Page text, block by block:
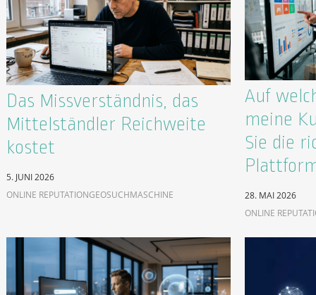
Das Missverständnis, das
Mittelständler Reichweite
kostet
5. JUNI 2026
ONLINE REPUTATIONGEOSUCHMASCHINE
Auf
meine
Sie die
28. MAI 2026
ONLINE